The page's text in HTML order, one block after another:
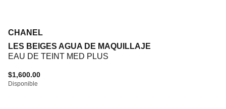
CHANEL
LES BEIGES AGUA DE MAQUILLAJE
EAU DE TEINT MED PLUS
$1,600.00
Disponible